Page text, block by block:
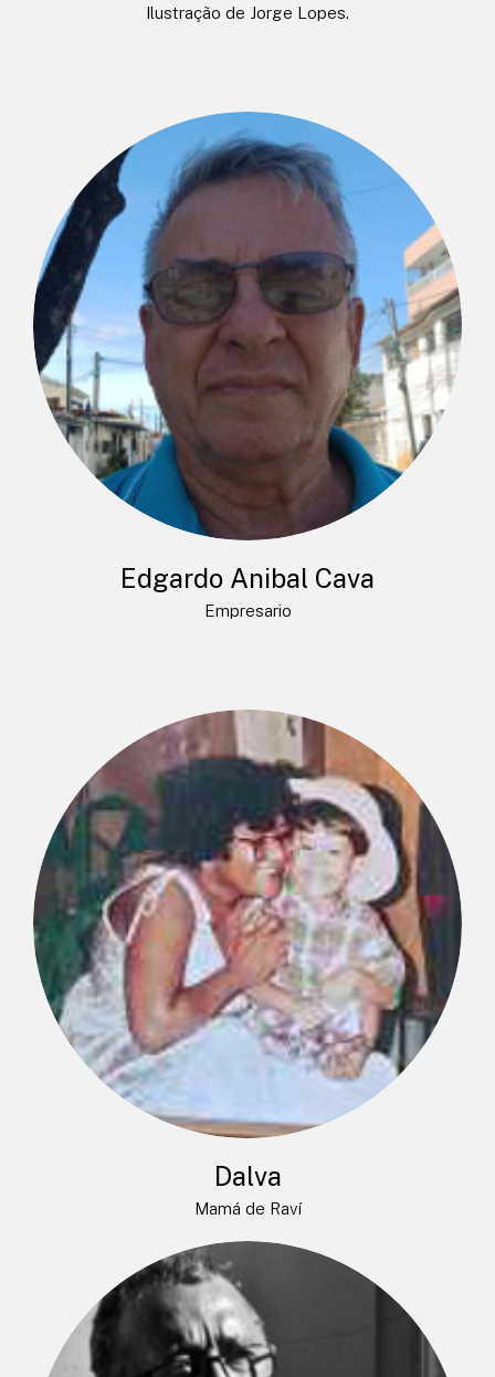
Ilustração de Jorge Lopes.
Edgardo Anibal Cava
Empresario
Dalva
Mamá de Raví